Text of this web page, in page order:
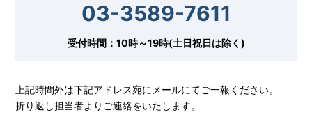
03-3589-7611
受付時間：10時～19時(土日祝日は除く)
上記時間外は下記アドレス宛にメールにてご一報ください。
折り返し担当者よりご連絡をいたします。